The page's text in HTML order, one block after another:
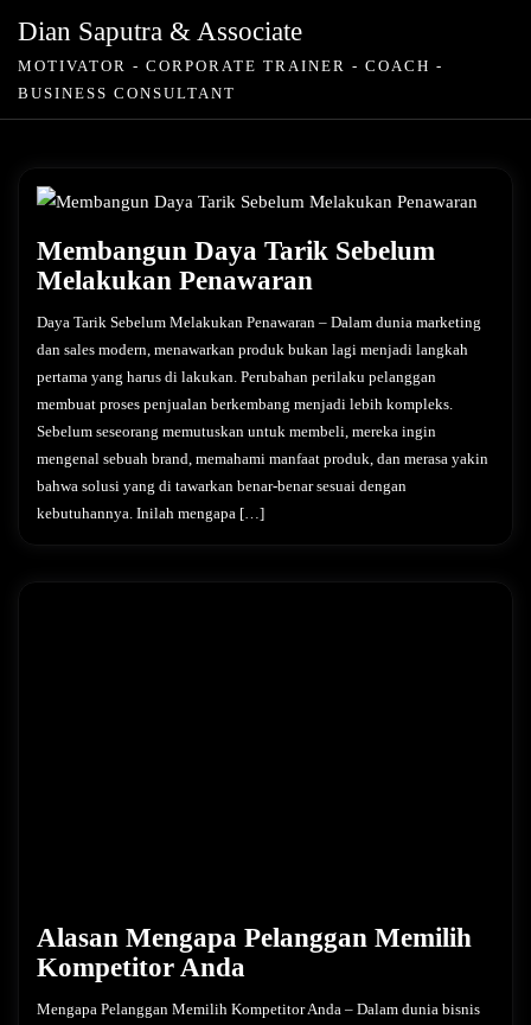
Dian Saputra & Associate
MOTIVATOR - CORPORATE TRAINER - COACH -
BUSINESS CONSULTANT
Membangun Daya Tarik Sebelum
Melakukan Penawaran
Daya Tarik Sebelum Melakukan Penawaran – Dalam dunia marketing
dan sales modern, menawarkan produk bukan lagi menjadi langkah
pertama yang harus di lakukan. Perubahan perilaku pelanggan
membuat proses penjualan berkembang menjadi lebih kompleks.
Sebelum seseorang memutuskan untuk membeli, mereka ingin
mengenal sebuah brand, memahami manfaat produk, dan merasa yakin
bahwa solusi yang di tawarkan benar-benar sesuai dengan
kebutuhannya. Inilah mengapa […]
Alasan Mengapa Pelanggan Memilih
Kompetitor Anda
Mengapa Pelanggan Memilih Kompetitor Anda – Dalam dunia bisnis